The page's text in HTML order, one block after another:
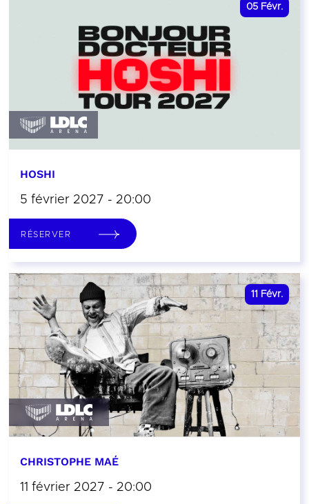
05 Févr.
HOSHI
5 février 2027 - 20:00
RÉSERVER
11 Févr.
CHRISTOPHE MAÉ
11 février 2027 - 20:00